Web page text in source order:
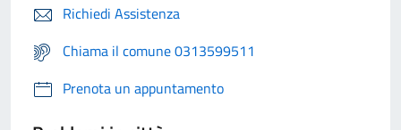
Richiedi Assistenza
Chiama il comune 0313599511
Prenota un appuntamento